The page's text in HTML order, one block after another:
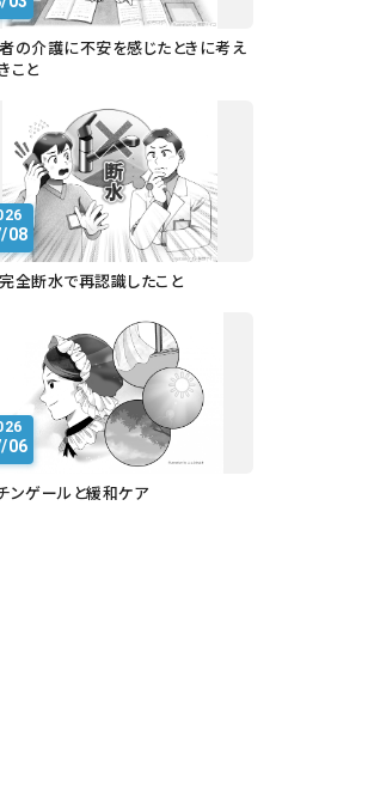
の介護に不安を感じたときに考え
こと
08
全断水で再認識したこと
06
ンゲールと緩和ケア